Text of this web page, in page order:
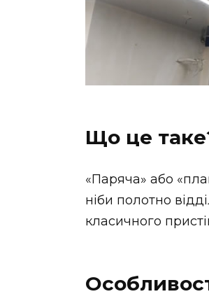
Що це
«Паряча» або
ніби полотно
класичного